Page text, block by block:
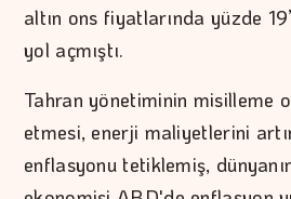
altın ons fiyatlarında yüzde
yol açmıştı.
Tahran yönetiminin misilleme
etmesi, enerji maliyetlerini
enflasyonu tetiklemiş,